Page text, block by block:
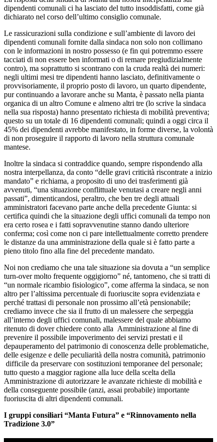
dipendenti comunali ci ha lasciato del tutto insoddisfatti, come già
dichiarato nel corso dell’ultimo consiglio comunale.
Le rassicurazioni sulla condizione e sull’ambiente di lavoro dei
dipendenti comunali fornite dalla sindaca non solo non collimano
con le informazioni in nostro possesso (e fin qui potremmo essere
tacciati di non essere ben informati o di remare pregiudizialmente
contro), ma soprattutto si scontrano con la cruda realtà dei numeri:
negli ultimi mesi tre dipendenti hanno lasciato, definitivamente o
provvisoriamente, il proprio posto di lavoro, un quarto dipendente,
pur continuando a lavorare anche su Manta, è passato nella pianta
organica di un altro Comune e almeno altri tre (lo scrive la sindaca
nella sua risposta) hanno presentato richiesta di mobilità preventiva;
questo su un totale di 16 dipendenti comunali; quindi a oggi circa il
45% dei dipendenti avrebbe manifestato, in forme diverse, la volontà
di non proseguire il rapporto di lavoro nella struttura comunale
mantese.
Inoltre la sindaca si contraddice quando, sempre rispondendo alla
nostra interpellanza, da conto “delle gravi criticità riscontrate a inizio
mandato” e richiama, a proposito di uno dei trasferimenti già
avvenuti, “una situazione conflittuale venutasi a creare negli anni
passati”, dimenticandosi, peraltro, che ben tre degli attuali
amministratori facevano parte anche della precedente Giunta: si
certifica quindi che la situazione degli uffici comunali da tempo non
era certo rosea e i fatti sopravvenutine stanno dando ulteriore
conferma; così come non ci pare intellettualmente corretto prendere
le distanze da una amministrazione della quale si è fatto parte a
pieno titolo fino alla fine del precedente mandato.
Noi non crediamo che una tale situazione sia dovuta a “un semplice
turn-over molto frequente oggigiorno” né, tantomeno, che si tratti di
“un normale ricambio fisiologico”, come afferma la sindaca, se non
altro per l’altissima percentuale di fuoriuscite sopra evidenziata e
perché trattasi di personale non prossimo all’età pensionabile;
crediamo invece che sia il frutto di un malessere che serpeggia
all’interno degli uffici comunali, malessere del quale abbiamo
ritenuto di dover chiedere conto alla Amministrazione al fine di
prevenire il possibile impoverimento dei servizi prestati e il
depauperamento del patrimonio di conoscenza delle problematiche,
delle esigenze e delle peculiarità della nostra comunità, patrimonio
difficile da preservare con sostituzioni temporanee del personale;
tutto questo a maggior ragione alla luce della scelta della
Amministrazione di autorizzare le avanzate richieste di mobilità e
della conseguente possibile (anzi, assai probabile) importante
fuoriuscita di altri dipendenti comunali.
I gruppi consiliari “Manta Futura” e “Rinnovamento nella
Tradizione 3.0”